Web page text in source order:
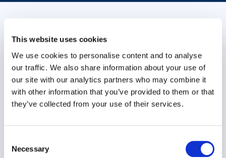
This website uses cookies
We use cookies to personalise content and to analyse
our traffic. We also share information about your use of
our site with our analytics partners who may combine it
with other information that you’ve provided to them or that
they’ve collected from your use of their services.
Selection
Necessary
In My Hands
La technologie